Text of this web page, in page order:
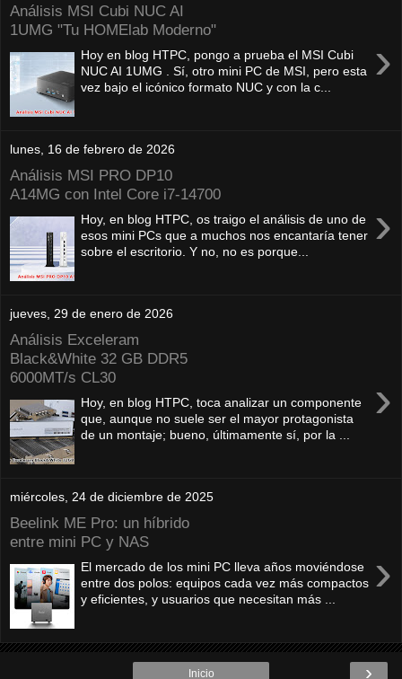
Análisis MSI Cubi NUC AI
1UMG "Tu HOMElab Moderno"
›
Hoy en blog HTPC, pongo a prueba el MSI Cubi
NUC AI 1UMG . Sí, otro mini PC de MSI, pero esta
vez bajo el icónico formato NUC y con la c...
lunes, 16 de febrero de 2026
Análisis MSI PRO DP10
A14MG con Intel Core i7-14700
›
Hoy, en blog HTPC, os traigo el análisis de uno de
esos mini PCs que a muchos nos encantaría tener
sobre el escritorio. Y no, no es porque...
jueves, 29 de enero de 2026
Análisis Exceleram
Black&White 32 GB DDR5
6000MT/s CL30
›
Hoy, en blog HTPC, toca analizar un componente
que, aunque no suele ser el mayor protagonista
de un montaje; bueno, últimamente sí, por la ...
miércoles, 24 de diciembre de 2025
Beelink ME Pro: un híbrido
entre mini PC y NAS
›
El mercado de los mini PC lleva años moviéndose
entre dos polos: equipos cada vez más compactos
y eficientes, y usuarios que necesitan más ...
›
Inicio